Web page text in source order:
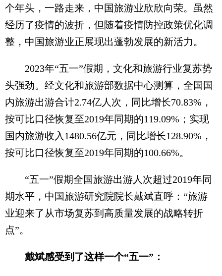
个年头，一路走来，中国旅游业欣欣向荣。虽然
经历了疫情的波折，但随着疫情防控政策优化调
整，中国旅游业正展现出蓬勃发展的新活力。
2023年“五一”假期，文化和旅游行业复苏势
头强劲。经文化和旅游部数据中心测算，全国国
内旅游出游合计2.74亿人次，同比增长70.83%，
按可比口径恢复至2019年同期的119.09%；实现
国内旅游收入1480.56亿元，同比增长128.90%，
按可比口径恢复至2019年同期的100.66%。
“五一”假期全国旅游出游人次超过2019年同
期水平，中国旅游研究院院长戴斌直呼：“旅游
业迎来了从市场复苏到高质量发展的战略转折
点”。
戴斌感受到了这样一个“五一”：